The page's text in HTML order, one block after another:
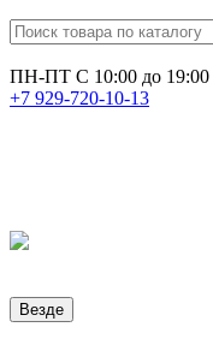
ПН-ПТ С 10:00 до 19:00
+7 929-720-10-13
Везде